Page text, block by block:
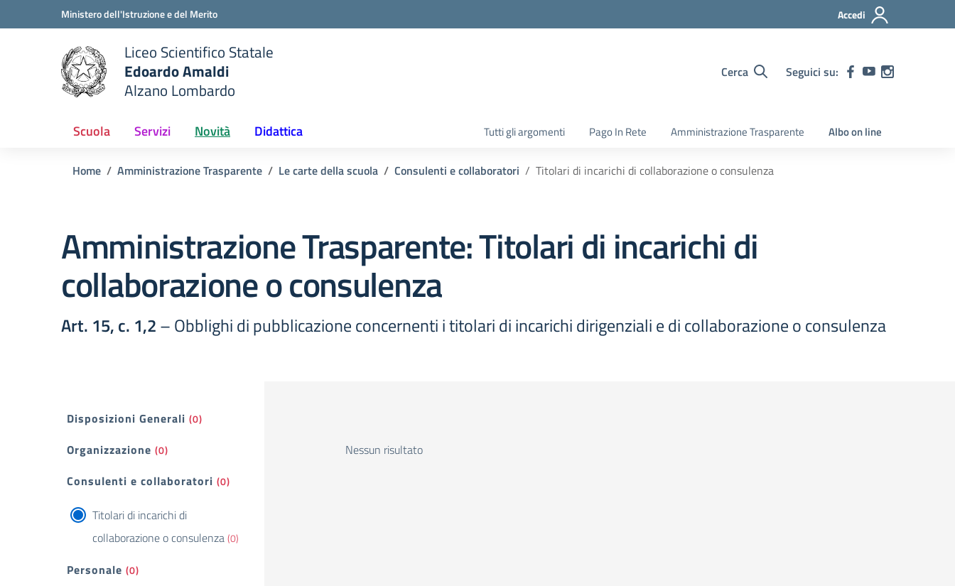
Vai ai contenuti
Vai al menu di navigazioneMinistero dell'Istruzione e del Merito Accedi
scuola
Liceo Scientifico Statale
Edoardo Amaldi
Alzano Lombardo
Cerca Seguici su:
Scuola Servizi Novità Didattica Tutti gli argomenti Pago In Rete Amministrazione Trasparente Albo on line
Home Amministrazione Trasparente Le carte della scuola Consulenti e collaboratori Titolari di incarichi di collaborazione o consulenza
Amministrazione Trasparente:Titolari di incarichi di
collaborazione o consulenza
Art. 15, c. 1,2– Obblighi di pubblicazione concernenti i titolari di incarichi dirigenziali e di collaborazione o consulenza
Filtri
Disposizioni Generali (0)
Organizzazione (0)
Consulenti e collaboratori (0)
Titolari di incarichi di
collaborazione o consulenza(0)
Personale (0)
Nessun risultato